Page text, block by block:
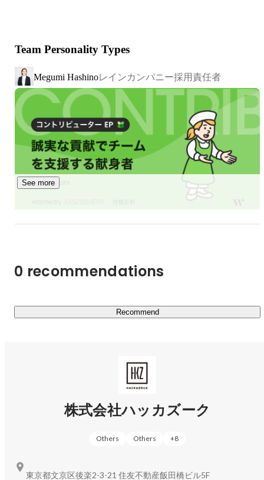
T&Gグループでは法人向け営業部長、そしてグアム現地法
ンダ・コーポーレーションに入社し、数年間、日本で採用
支援業務のプロジェクトリーダーなどを経て、シンガポー
ルを拠点に、シンガポール、マレーシア、インドネシア、
タイ、ベトナム、カンボジア、中国、そしてフィリピンな
どで、人事コンサルティング、採用コンサルティング・ア
ウトソーシング、採用管理システム（ATS）の開発と提
供、給与計算アウトソーシング拠点設立（中国）、システ
ム開発拠点設立（フィリピン）などに従事しました。
2017年には、システム開発拠点設立時のフィリピンの仲間
達と、マニラと日本にハッカズークを設立。アルムナイと
の関係構築を支援するサービス『オフィシャル・アルムナ
そして、2024年にはDX人材・エンジニア採用支援の株式
プを日本に文化として根付かせるためには、他の人事施策
との強い連携が必要となります。その中でも、採用におい
ハッカズークやレインのサービス、ビジネス協業、採用情
報などにご興味をお持ちいただけた方はお気軽にご連絡く
https://www.hackazouk.com/
株式会社レイン
Team Personality Types
Megumi Hashinoレインカンパニー採用責任者
See more
0 recommendations
Recommend
株式会社ハッカズーク
Others Others +8
東京都文京区後楽2-3-21 住友不動産飯田橋ビル5F